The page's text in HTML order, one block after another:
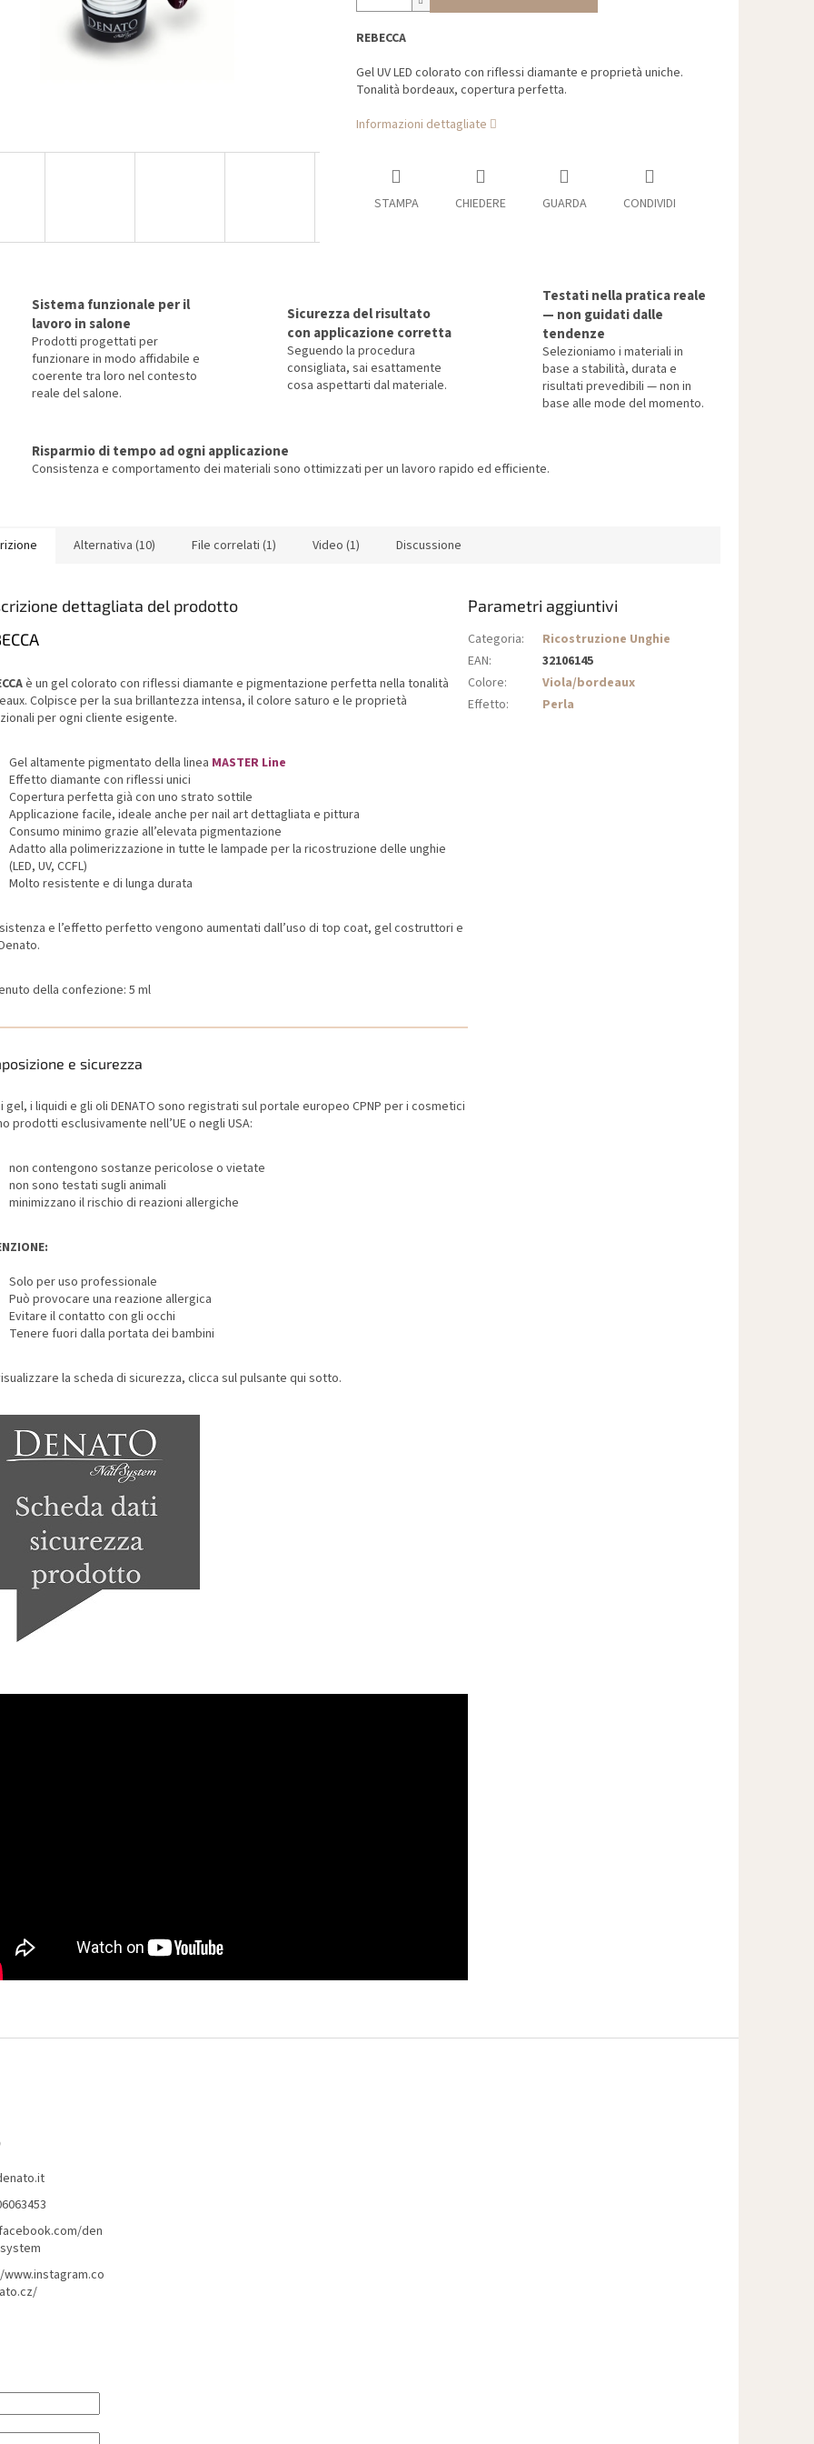
REBECCA
Gel UV LED colorato con riflessi diamante e proprietà uniche.
Tonalità bordeaux, copertura perfetta.
Informazioni dettagliate
STAMPA CHIEDERE GUARDA CONDIVIDI
Sistema funzionale per il
lavoro in salone
Prodotti progettati per
funzionare in modo affidabile e
coerente tra loro nel contesto
reale del salone.
Sicurezza del risultato
con applicazione corretta
Seguendo la procedura
consigliata, sai esattamente
cosa aspettarti dal materiale.
Testati nella pratica reale
— non guidati dalle
tendenze
Selezioniamo i materiali in
base a stabilità, durata e
risultati prevedibili — non in
base alle mode del momento.
Risparmio di tempo ad ogni applicazione
Consistenza e comportamento dei materiali sono ottimizzati per un lavoro rapido ed efficiente.
Alternativa (10) File correlati (1) Video (1) Discussione
dettagliata del prodotto
è un gel colorato con riflessi diamante e pigmentazione perfetta nella tonalità
Colpisce per la sua brillantezza intensa, il colore saturo e le proprietà
per ogni cliente esigente.
Gel altamente pigmentato della linea MASTER Line
Effetto diamante con riflessi unici
Copertura perfetta già con uno strato sottile
Applicazione facile, ideale anche per nail art dettagliata e pittura
Consumo minimo grazie all’elevata pigmentazione
Adatto alla polimerizzazione in tutte le lampade per la ricostruzione delle unghie
(LED, UV, CCFL)
Molto resistente e di lunga durata
e l’effetto perfetto vengono aumentati dall’uso di top coat, gel costruttori e
della confezione: 5 ml
e sicurezza
gel, i liquidi e gli oli DENATO sono registrati sul portale europeo CPNP per i cosmetici
prodotti esclusivamente nell’UE o negli USA:
non contengono sostanze pericolose o vietate
non sono testati sugli animali
minimizzano il rischio di reazioni allergiche
Solo per uso professionale
Può provocare una reazione allergica
Evitare il contatto con gli occhi
Tenere fuori dalla portata dei bambini
la scheda di sicurezza, clicca sul pulsante qui sotto.
Parametri aggiuntivi
Categoria:
Ricostruzione Unghie
EAN:
32106145
Colore:
Viola/bordeaux
Effetto: Perla
den